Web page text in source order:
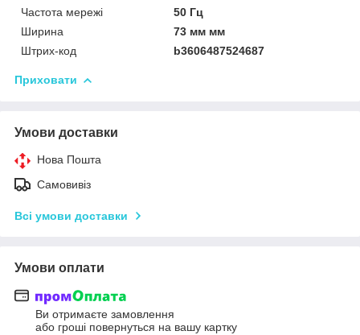
Частота мережі
50 Гц
Ширина
73 мм мм
Штрих-код
b3606487524687
Приховати
Умови доставки
Нова Пошта
Самовивіз
Всі умови доставки
Умови оплати
Ви отримаєте замовлення
або гроші повернуться на вашу картку